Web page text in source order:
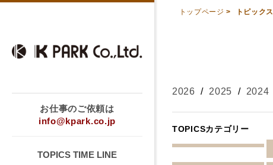
お仕事のご依頼は
info@kpark.co.jp
TOPICS TIME LINE
トップページ > トピックス
2026 / 2025 / 2024
TOPICSカテゴリー